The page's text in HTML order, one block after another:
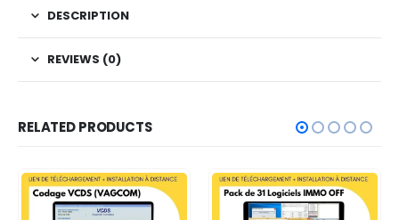
DESCRIPTION
REVIEWS (0)
RELATED PRODUCTS